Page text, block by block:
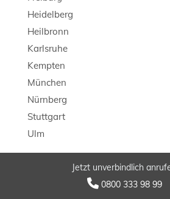
Jetzt unverbindlich
0800 333 98 99
Heidelberg
Heilbronn
Karlsruhe
Kempten
München
Nürnberg
Stuttgart
Ulm
© 2026 LB Detektei